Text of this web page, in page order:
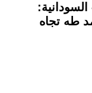
طه تجاه